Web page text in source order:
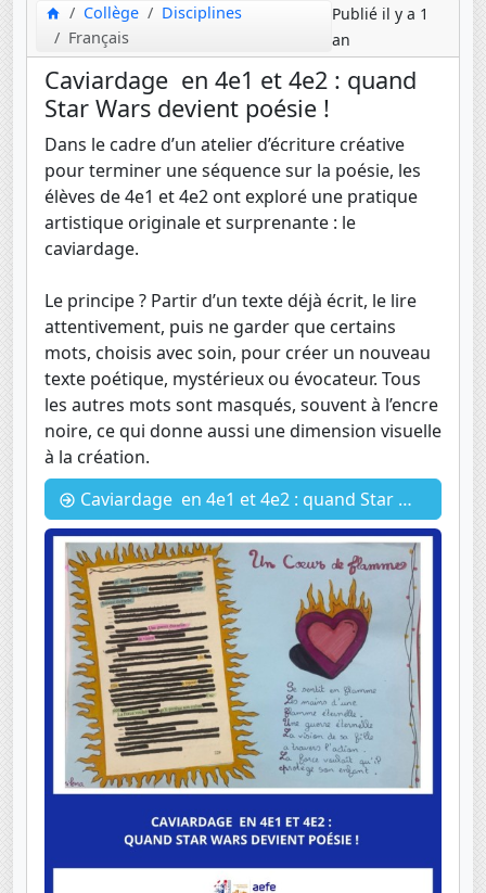
Collège
Disciplines
Français
Publié il y a 1
an
Caviardage en 4e1 et 4e2 : quand
Star Wars devient poésie !
Dans le cadre d’un atelier d’écriture créative
pour terminer une séquence sur la poésie, les
élèves de 4e1 et 4e2 ont exploré une pratique
artistique originale et surprenante : le
caviardage.
Le principe ? Partir d’un texte déjà écrit, le lire
attentivement, puis ne garder que certains
mots, choisis avec soin, pour créer un nouveau
texte poétique, mystérieux ou évocateur. Tous
les autres mots sont masqués, souvent à l’encre
noire, ce qui donne aussi une dimension visuelle
à la création.
Caviardage en 4e1 et 4e2 : quand Star Wars devient poésie !